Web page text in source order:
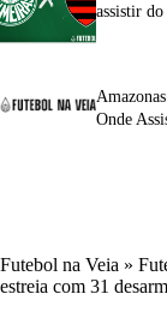
assistir
Onde
Futebol na Veia »
estreia com 31